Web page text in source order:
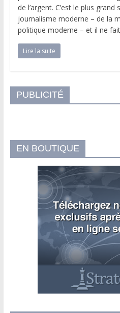
de l’argent. C’est le plus grand
journalisme moderne – de la
politique moderne – et il ne
Lire la suite
PUBLICITÉ
EN BOUTIQUE